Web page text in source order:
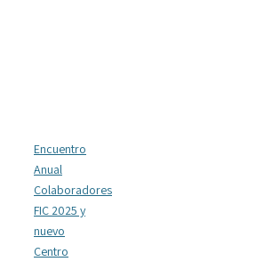
Encuentro
Anual
Colaboradores
FIC 2025 y
nuevo
Centro